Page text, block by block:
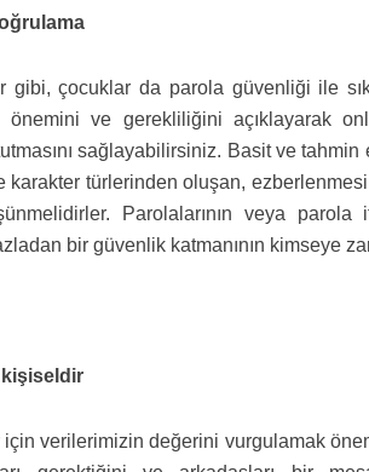
gibi, çocuklar da parola güvenliği ile
önemini ve gerekliliğini açıklayarak
sağlayabilirsiniz. Basit ve
karakter türlerinden oluşan,
Parolalarının veya
bir güvenlik katmanının kimseye
verilerimizin değerini vurgulamak